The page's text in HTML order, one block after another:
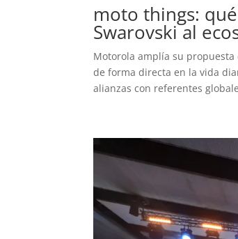
moto things:
Swarovski al
Motorola amplía su
de forma directa en la vida
alianzas con referentes